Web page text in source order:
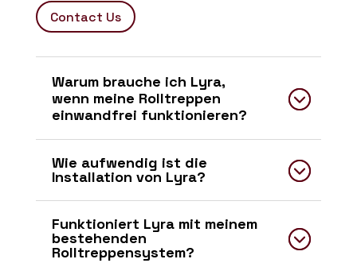
Contact Us
Warum brauche ich Lyra,
wenn meine Rolltreppen
einwandfrei funktionieren?
Wie aufwendig ist die
Installation von Lyra?
Funktioniert Lyra mit meinem
bestehenden
Rolltreppensystem?